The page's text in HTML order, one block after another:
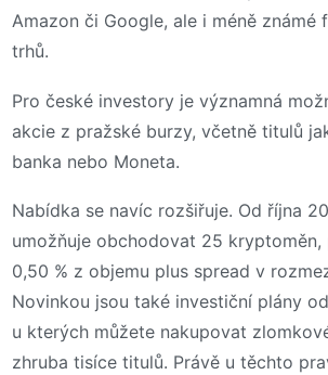
Amazon či Google, ale i méně známé
trhů.
Pro české investory je významná
akcie z pražské burzy, včetně titulů
banka nebo Moneta.
Nabídka se navíc rozšiřuje. Od října
umožňuje obchodovat 25
0,50 % z objemu plus spread v
Novinkou jsou také investiční plány
u kterých můžete nakupovat
zhruba tisíce titulů. Právě u těchto